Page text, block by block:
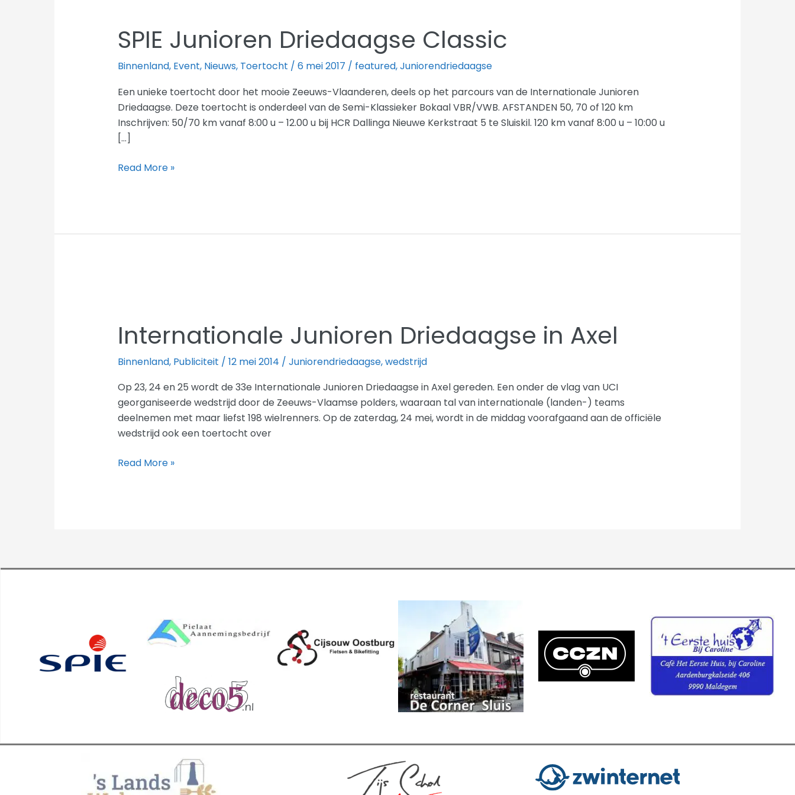
SPIE Junioren Driedaagse Classic
Binnenland, Event, Nieuws, Toertocht / 6 mei 2017 / featured,Juniorendriedaagse
Een unieke toertocht door het mooie Zeeuws-Vlaanderen, deels op het parcours van de Internationale Junioren
Driedaagse. Deze toertocht is onderdeel van de Semi-Klassieker Bokaal VBR/VWB. AFSTANDEN 50, 70 of 120 km
Inschrijven: 50/70 km vanaf 8:00 u – 12.00 u bij HCR Dallinga Nieuwe Kerkstraat 5 te Sluiskil. 120 km vanaf 8:00 u – 10:00 u
[…]
SPIE
Read More »
Internationale Junioren Driedaagse in Axel
Binnenland, Publiciteit / 12 mei 2014 / Juniorendriedaagse,wedstrijd
Op 23, 24 en 25 wordt de 33e Internationale Junioren Driedaagse in Axel gereden. Een onder de vlag van UCI
georganiseerde wedstrijd door de Zeeuws-Vlaamse polders, waaraan tal van internationale (landen-) teams
deelnemen met maar liefst 198 wielrenners. Op de zaterdag, 24 mei, wordt in de middag voorafgaand aan de officiële
wedstrijd ook een toertocht over
Internationale
Read More »